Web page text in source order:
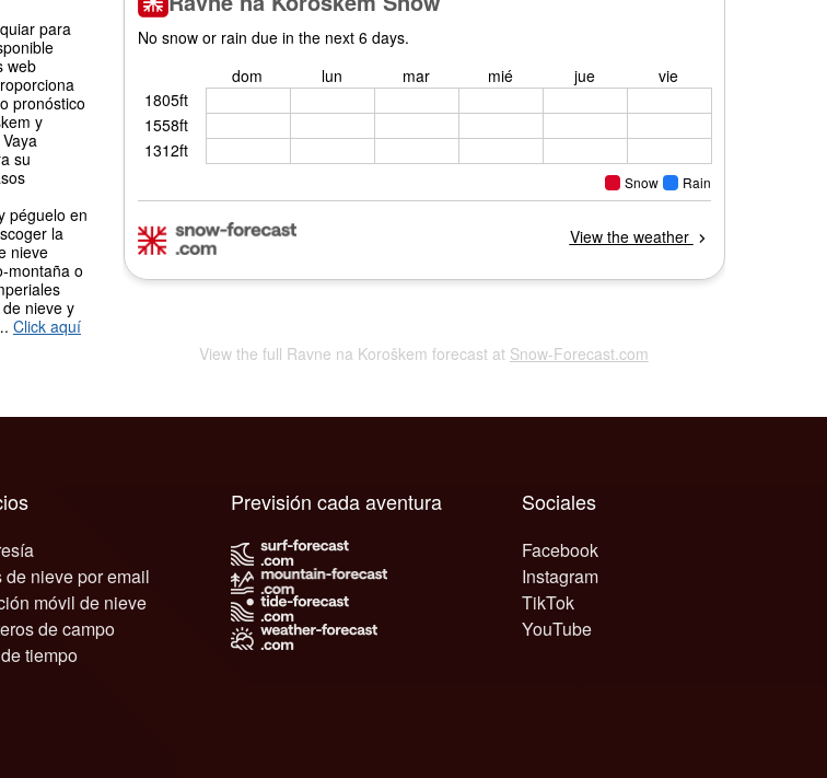
para
web
pronóstico
y
su
péguelo en
la
nieve
montaña o
nieve y
Click aquí
View the full Ravne na Koroškem forecast at Snow-Forecast.com
de nieve por email
móvil de nieve
de campo
tiempo
Sociales
Facebook
Instagram
TikTok
YouTube
Previsión cada aventura